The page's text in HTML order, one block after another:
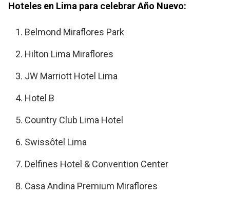
Hoteles en Lima para celebrar Año Nuevo:
Belmond Miraflores Park
Hilton Lima Miraflores
JW Marriott Hotel Lima
Hotel B
Country Club Lima Hotel
Swissôtel Lima
Delfines Hotel & Convention Center
Casa Andina Premium Miraflores